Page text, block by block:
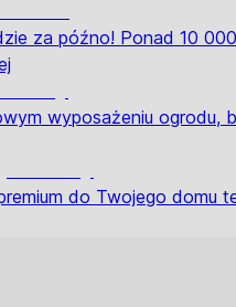
za późno! Ponad 10
wyposażeniu ogrodu,
do Twojego domu